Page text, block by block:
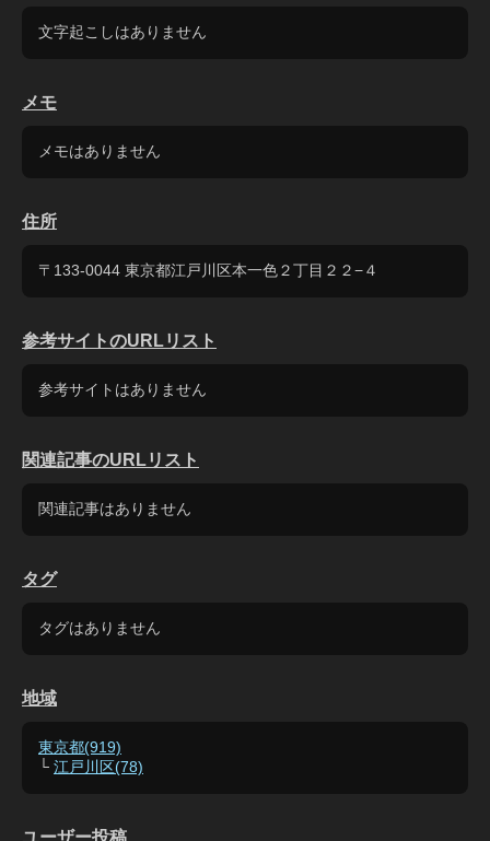
文字起こしはありません
メモ
メモはありません
住所
〒133-0044 東京都江戸川区本一色２丁目２２−４
参考サイトのURLリスト
参考サイトはありません
関連記事のURLリスト
関連記事はありません
タグ
タグはありません
地域
東京都(919)
└ 江戸川区(78)
ユーザー投稿